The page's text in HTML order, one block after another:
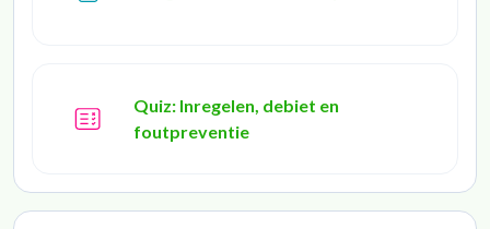
Quiz: Inregelen, debiet en
foutpreventie